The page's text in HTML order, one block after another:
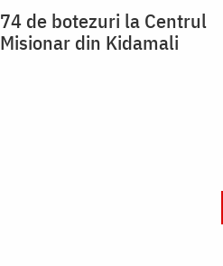
74 de botezuri la Centrul
Misionar din Kidamali